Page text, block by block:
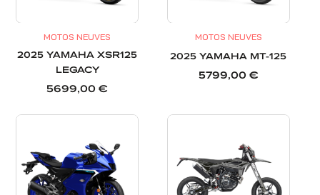
MOTOS NEUVES
2025 YAMAHA XSR125
LEGACY
5699,00€
MOTOS NEUVES
2025 YAMAHA MT-125
5799,00 €